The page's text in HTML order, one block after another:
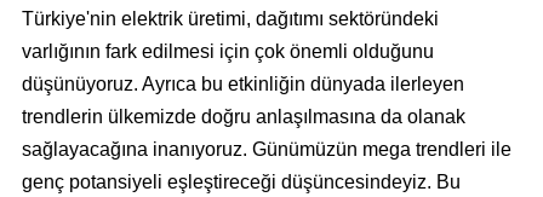
Türkiye'nin elektrik üretimi, dağıtımı sektöründeki
varlığının fark edilmesi için çok önemli olduğunu
düşünüyoruz. Ayrıca bu etkinliğin dünyada ilerleyen
trendlerin ülkemizde doğru anlaşılmasına da olanak
sağlayacağına inanıyoruz. Günümüzün mega trendleri ile
genç potansiyeli eşleştireceği düşüncesindeyiz. Bu